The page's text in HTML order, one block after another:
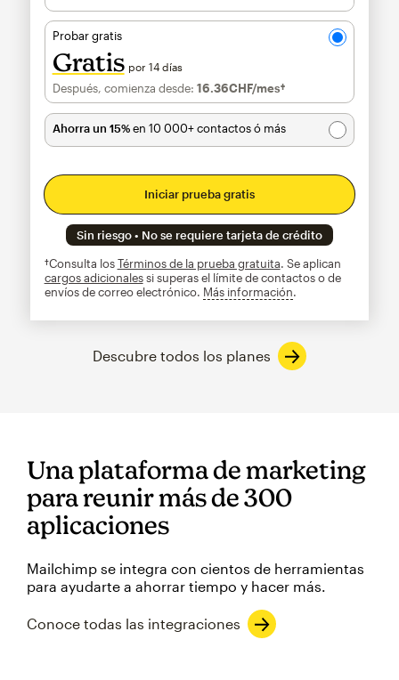
Probar gratis
Gratis por 14 días
Después, comienza desde: 16.36CHF/mes†al mes†
Ahorra un 15%en 10 000+ contactos ó más
Iniciar prueba gratis
Sin riesgo • No se requiere tarjeta de crédito
†Consulta losTérminos de la prueba gratuita. Se aplican
cargos adicionalessi superas el límite de contactos o de
envíos de correo electrónico. Más informacióninfo
Descubre todos los planes
Una plataforma de marketing
para reunir más de 300
aplicaciones
Mailchimp se integra con cientos de herramientas
para ayudarte a ahorrar tiempo y hacer más.
Conoce todas las integraciones